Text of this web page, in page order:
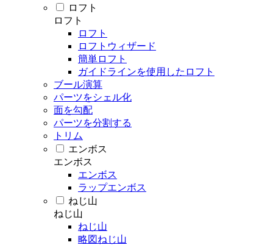
ロフト
ロフト
ロフト
ロフトウィザード
簡単ロフト
ガイドラインを使用したロフト
ブール演算
パーツをシェル化
面を勾配
パーツを分割する
トリム
エンボス
エンボス
エンボス
ラップエンボス
ねじ山
ねじ山
ねじ山
略図ねじ山